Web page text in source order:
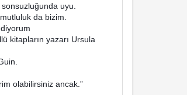
uyu.
da bizim.
kitapların yazarı Ursula
olabilirsiniz ancak.”